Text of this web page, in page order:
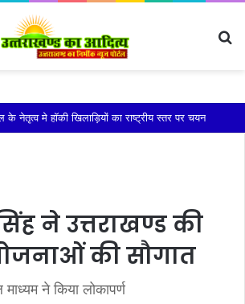
में दुष्कर्म, गंभीर हालत में एम्स में भर्ती
ने उत्तराखण्ड की
की सौगात
माध्यम ने किया लोकापर्ण